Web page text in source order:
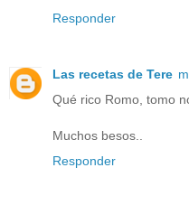
Responder
Las recetas de Tere
Qué rico Romo, tomo
Muchos besos..
Responder